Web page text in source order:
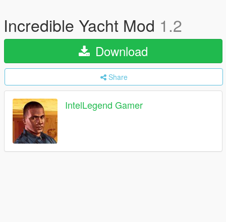
Incredible Yacht Mod 1.2
Download
Share
IntelLegend Gamer